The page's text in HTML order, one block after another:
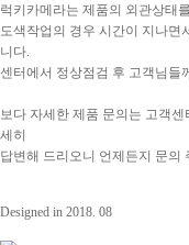
럭키카메라는 제품의 외관상태
도색작업의 경우 시간이 지나면
니다.
센터에서 정상점검 후 고객님들
보다 자세한 제품 문의는 고객
세히
답변해 드리오니 언제든지 문의
Designed in 2018. 08